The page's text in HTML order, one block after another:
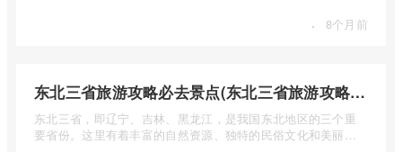
· 8个月前
东北三省旅游攻略必去景点(东北三省旅游攻略必去景点视频介绍)
东北三省，即辽宁、吉林、黑龙江，是我国东北地区的三个重
要省份。这里有着丰富的自然资源、独特的民俗文化和美丽的